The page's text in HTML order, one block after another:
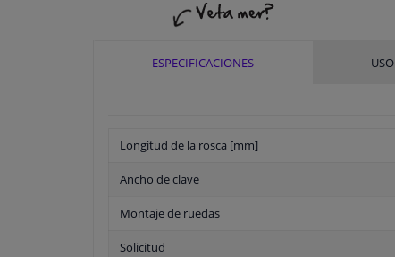
ESPECIFICACIONES USO
Longitud de la rosca [mm]
Ancho de clave
Montaje de ruedas
Solicitud